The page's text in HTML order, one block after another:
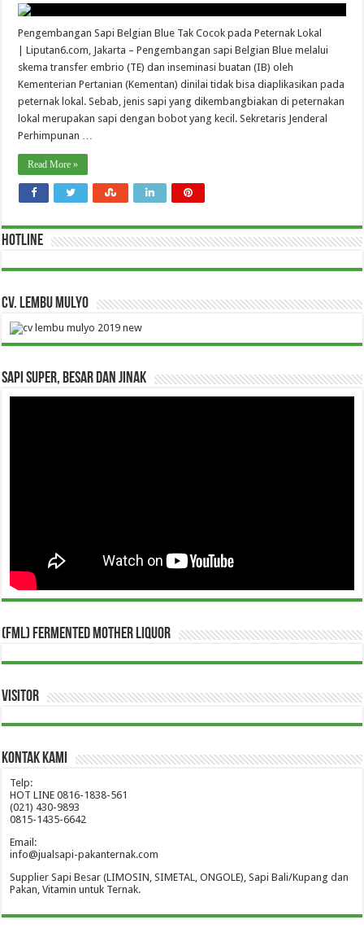
Pengembangan Sapi Belgian Blue Tak Cocok pada Peternak Lokal
| Liputan6.com, Jakarta – Pengembangan sapi Belgian Blue melalui
skema transfer embrio (TE) dan inseminasi buatan (IB) oleh
Kementerian Pertanian (Kementan) dinilai tidak bisa diaplikasikan pada
peternak lokal. Sebab, jenis sapi yang dikembangbiakan di peternakan
lokal merupakan sapi dengan bobot yang kecil. Sekretaris Jenderal
Perhimpunan …
Read More »
HOTLINE
CV. Lembu Mulyo
Sapi Super, Besar dan Jinak
(FML) Fermented Mother Liquor
Visitor
Kontak Kami
Telp:
HOT LINE 0816-1838-561
(021) 430-9893
0815-1435-6642
Email:
info@jualsapi-pakanternak.com
Supplier Sapi Besar (LIMOSIN, SIMETAL, ONGOLE), Sapi Bali/Kupang dan
Pakan, Vitamin untuk Ternak.